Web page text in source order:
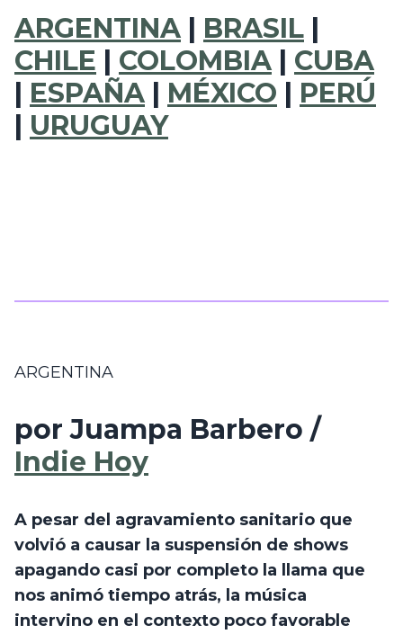
ARGENTINA | BRASIL |
CHILE | COLOMBIA | CUBA
| ESPAÑA | MÉXICO | PERÚ
| URUGUAY
ARGENTINA
Indie Hoy
A pesar del agravamiento sanitario que
volvió a causar la suspensión de shows
apagando casi por completo la llama que
nos animó tiempo atrás, la música
intervino en el contexto poco favorable